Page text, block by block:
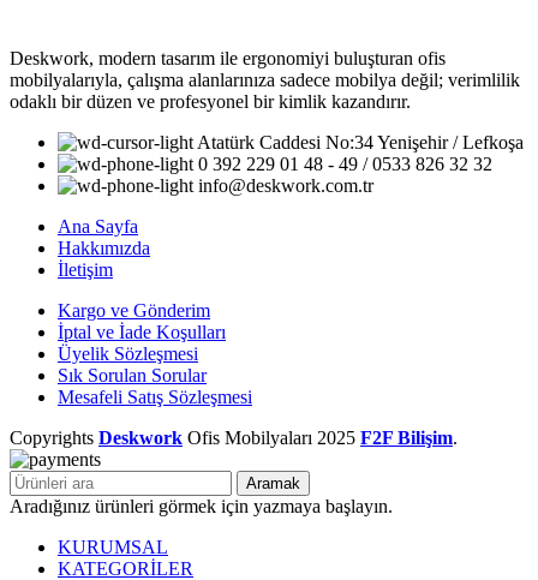
Deskwork, modern tasarım ile ergonomiyi buluşturan ofis
mobilyalarıyla, çalışma alanlarınıza sadece mobilya değil; verimlilik
odaklı bir düzen ve profesyonel bir kimlik kazandırır.
Atatürk Caddesi No:34 Yenişehir / Lefkoşa
0 392 229 01 48 - 49 / 0533 826 32 32
info@deskwork.com.tr
Ana Sayfa
Hakkımızda
İletişim
Kargo ve Gönderim
İptal ve İade Koşulları
Üyelik Sözleşmesi
Sık Sorulan Sorular
Mesafeli Satış Sözleşmesi
Copyrights Deskwork Ofis Mobilyaları 2025 F2F Bilişim.
Aramak
Aradığınız ürünleri görmek için yazmaya başlayın.
KURUMSAL
KATEGORİLER